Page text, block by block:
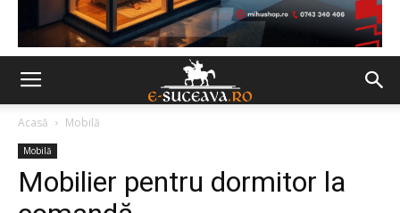
Acasă Mobilă
Mobilă
Mobilier pentru dormitor la